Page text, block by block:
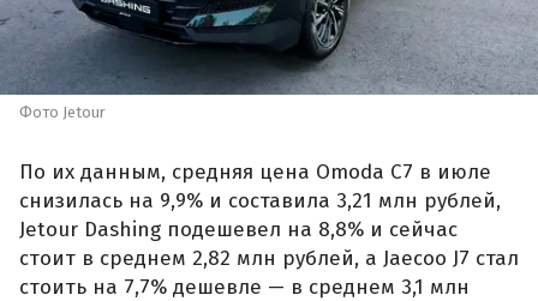
Фото Jetour
По их данным, средняя цена Omoda C7 в июле
снизилась на 9,9% и составила 3,21 млн рублей,
Jetour Dashing подешевел на 8,8% и сейчас
стоит в среднем 2,82 млн рублей, а Jaecoo J7 стал
стоить на 7,7% дешевле — в среднем 3,1 млн